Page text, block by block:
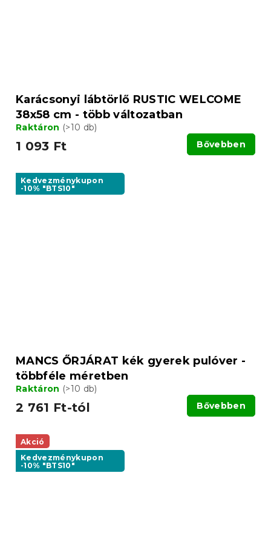
Karácsonyi lábtörlő RUSTIC WELCOME
38x58 cm - több változatban
Raktáron (>10 db)
1 093 Ft Bővebben
Kedvezménykupon
-10% "BTS10"
MANCS ŐRJÁRAT kék gyerek pulóver -
többféle méretben
Raktáron (>10 db)
2 761 Ft-tól Bővebben
Akció
Kedvezménykupon
-10% "BTS10"